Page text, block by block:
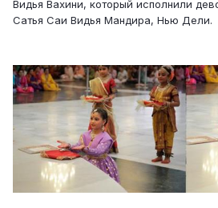
Видья Вахини, который исполнили
Сатья Саи Видья Мандира, Нью Дели.